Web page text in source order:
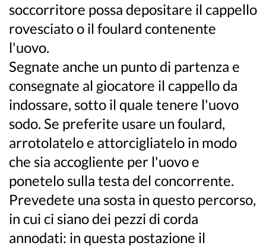
soccorritore possa depositare il cappello
rovesciato o il foulard contenente
l'uovo.
Segnate anche un punto di partenza e
consegnate al giocatore il cappello da
indossare, sotto il quale tenere l'uovo
sodo. Se preferite usare un foulard,
arrotolatelo e attorcigliatelo in modo
che sia accogliente per l'uovo e
ponetelo sulla testa del concorrente.
Prevedete una sosta in questo percorso,
in cui ci siano dei pezzi di corda
annodati: in questa postazione il